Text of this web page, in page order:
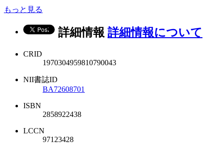
もっと見る
詳細情報 詳細情報について
CRID
1970304959810790043
NII書誌ID
BA72608701
ISBN
2858922438
LCCN
97123428